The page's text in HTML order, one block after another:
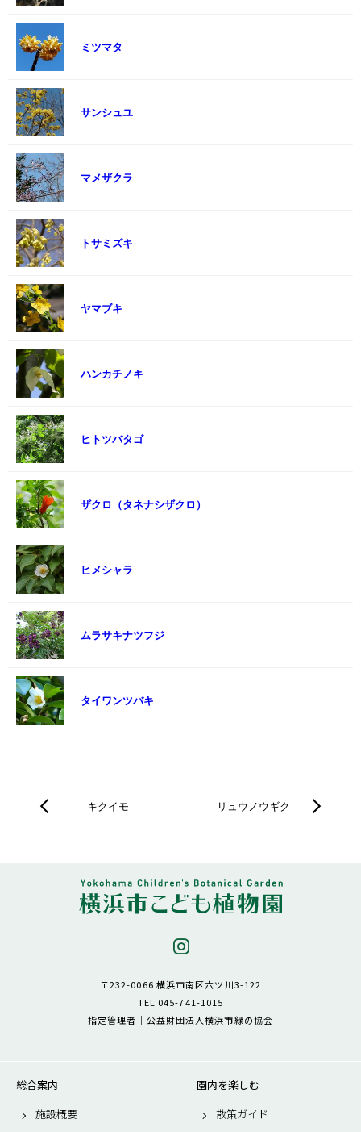
ミツマタ
サンシュユ
マメザクラ
トサミズキ
ヤマブキ
ハンカチノキ
ヒトツバタゴ
ザクロ（タネナシザクロ）
ヒメシャラ
ムラサキナツフジ
タイワンツバキ
キクイモ リュウノウギク
〒232-0066 横浜市南区六ツ川3-122
TEL 045-741-1015
指定管理者｜公益財団法人横浜市緑の協会
総合案内
施設概要
園内を楽しむ
散策ガイド